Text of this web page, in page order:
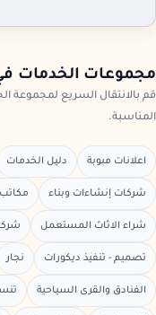
إعلانك السعودية.
مجموعات الخدمات
قم بالانتقال السريع لمجموعة
المناسبة.
اعلانات مبوبة دليل الخدمات
شركات إنشاءات وبناء
شراء الاثاث المستعمل
تصميم - تنفيذ ديكورات نجار
الفنادق والقرى السياحية